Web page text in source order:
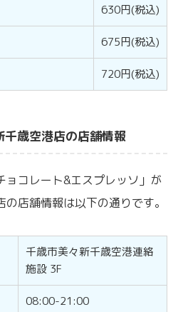
630円(税込)
675円(税込)
720円(税込)
歳空港店の店舗情報
ョコレート&エスプレッソ」が
店舗情報は以下の通りです。
千歳市美々新千歳空港連絡
施設 3F
08:00-21:00